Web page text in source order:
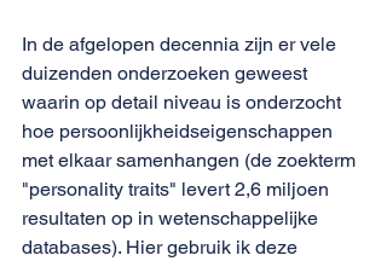
In de afgelopen decennia zijn er vele
duizenden onderzoeken geweest
waarin op detail niveau is onderzocht
hoe persoonlijkheidseigenschappen
met elkaar samenhangen (de zoekterm
"personality traits" levert 2,6 miljoen
resultaten op in wetenschappelijke
databases). Hier gebruik ik deze